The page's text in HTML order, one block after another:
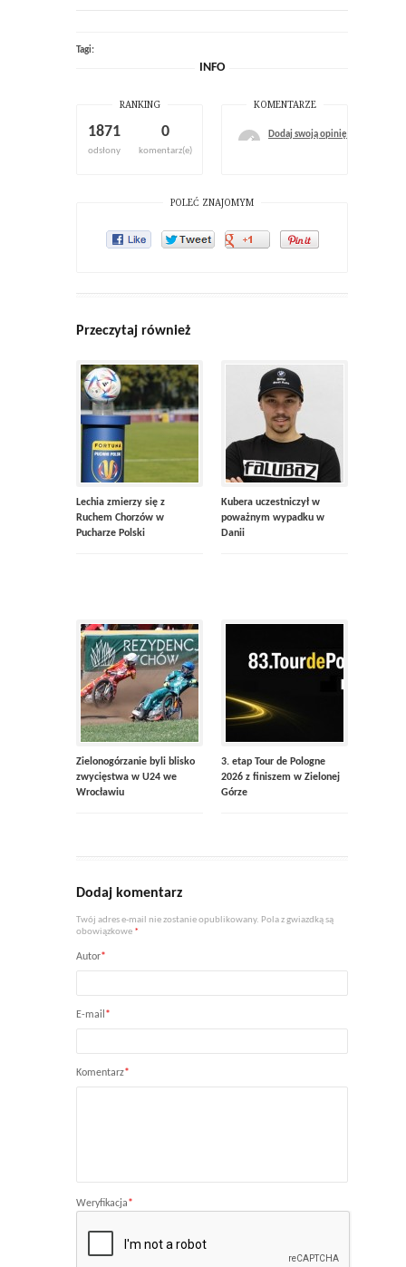
Tagi:
INFO
RANKING
1871
odsłony
0
komentarz(e)
KOMENTARZE
Dodaj swoją opinię
POLEĆ ZNAJOMYM
Przeczytaj również
Lechia zmierzy się z
Ruchem Chorzów w
Pucharze Polski
Kubera uczestniczył w
poważnym wypadku w
Danii
Zielonogórzanie byli blisko
zwycięstwa w U24 we
Wrocławiu
3. etap Tour de Pologne
2026 z finiszem w Zielonej
Górze
Dodaj komentarz
Twój adres e-mail nie zostanie opublikowany. Pola z gwiazdką są
obowiązkowe *
Autor*
E-mail *
Komentarz*
Weryfikacja*